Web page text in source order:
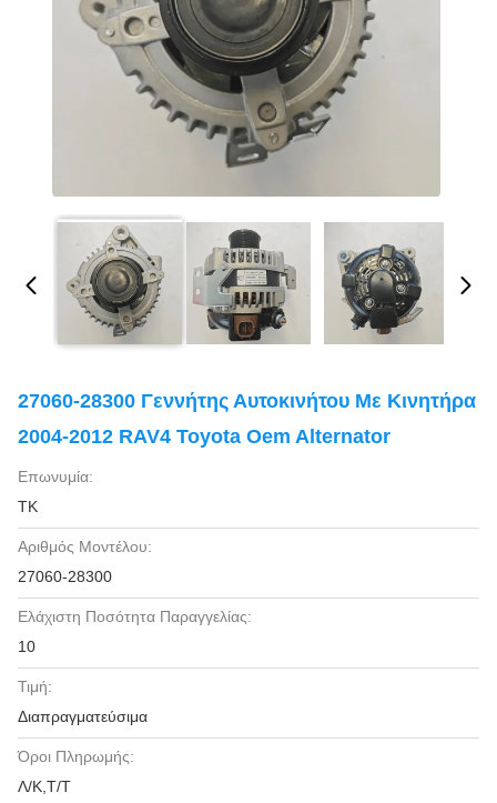
27060-28300 Γεννήτης Αυτοκινήτου Με Κινητήρα
2004-2012 RAV4 Toyota Oem Alternator
Επωνυμία:
TK
Αριθμός Μοντέλου:
27060-28300
Ελάχιστη Ποσότητα Παραγγελίας:
10
Τιμή:
Διαπραγματεύσιμα
Όροι Πληρωμής:
Λ/Κ,Τ/Τ